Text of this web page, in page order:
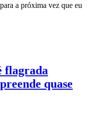
a próxima vez que eu
flagrada
quase